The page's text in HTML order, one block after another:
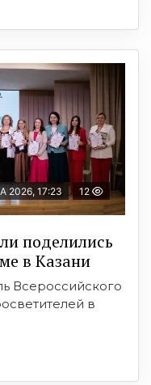
2026, 17:23 12
поделились
в Казани
Всероссийского
в